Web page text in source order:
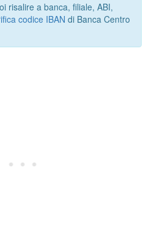
risalire a banca, filiale, ABI,
codice IBAN di Banca Centro